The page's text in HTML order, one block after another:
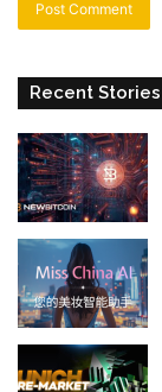
Recent Stories